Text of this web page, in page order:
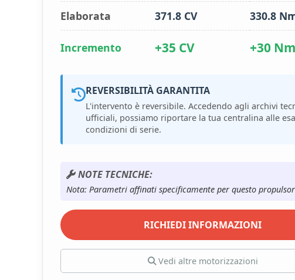
Elaborata 371.8 CV 330.8
Incremento +35 CV +30 Nm
REVERSIBILITÀ GARANTITA
L'intervento è reversibile. Accedendo agli archivi
ufficiali, possiamo riportare la tua centralina alle
condizioni di serie.
NOTE TECNICHE:
Nota: Parametri affinati specificamente per questo
RICHIEDI INFORMAZIONI
Vedi altre motorizzazioni